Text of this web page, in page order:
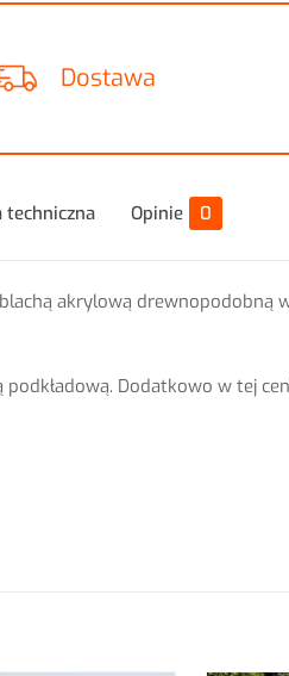
Dostawa
techniczna Opinie 0
akrylową drewnopodobną
Dodatkowo w tej